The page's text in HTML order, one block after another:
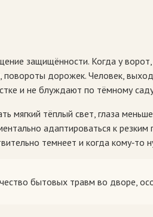
защищённости. Когда у
дорожек. Человек,
и не блуждают по тёмному
мягкий тёплый свет, глаза
адаптироваться к
темнеет и когда
бытовых травм во дворе,